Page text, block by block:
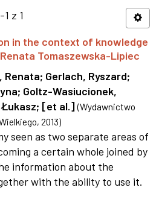
z 1
in the context of knowledge
Tomaszewska-Lipiec
Renata; Gerlach, Ryszard;
; Goltz-Wasiucionek,
; [et al.] (Wydawnictwo
, 2013)
seen as two separate areas of
a certain whole joined by
information about the
with the ability to use it.